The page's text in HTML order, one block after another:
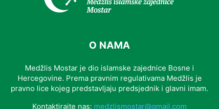
O NAMA
Medžlis Mostar je dio islamske zajednice Bosne i
Hercegovine. Prema pravnim regulativama Medžlis je
pravno lice kojeg predstavljaju predsjednik i glavni imam.
Kontaktirajte nas: medzlismostar@gmail.com